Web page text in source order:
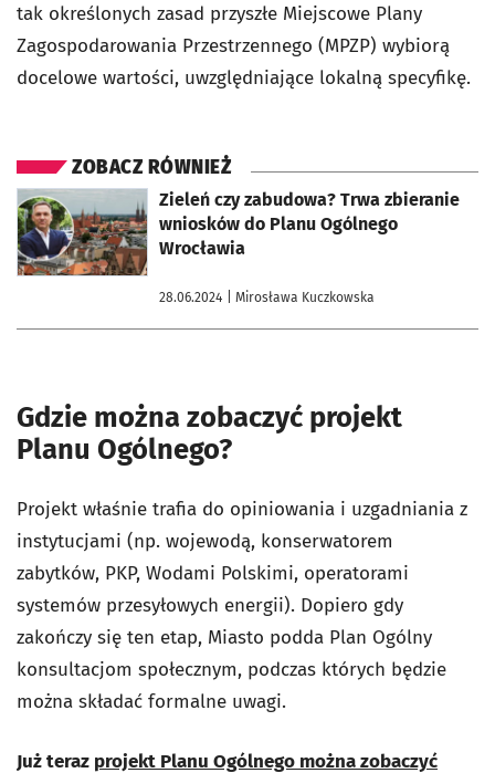
tak określonych zasad przyszłe Miejscowe Plany
Zagospodarowania Przestrzennego (MPZP) wybiorą
docelowe wartości, uwzględniające lokalną specyfikę.
ZOBACZ RÓWNIEŻ
Zieleń czy zabudowa? Trwa zbieranie
wniosków do Planu Ogólnego
Wrocławia
28.06.2024 | Mirosława Kuczkowska
otworzy się w nowej karcie
Gdzie można zobaczyć projekt
Planu Ogólnego?
Projekt właśnie trafia do opiniowania i uzgadniania z
instytucjami (np. wojewodą, konserwatorem
zabytków, PKP, Wodami Polskimi, operatorami
systemów przesyłowych energii). Dopiero gdy
zakończy się ten etap, Miasto podda Plan Ogólny
konsultacjom społecznym, podczas których będzie
można składać formalne uwagi.
Już teraz projekt Planu Ogólnego można zobaczyć